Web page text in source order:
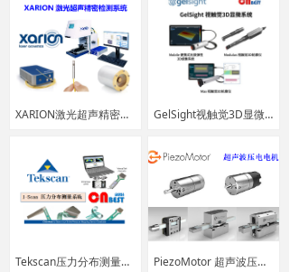
XARION激光超声精密检测系统 GelSight视触觉3D显微系统
Tekscan压力分布测量系统 PiezoMotor 超声波压电电机